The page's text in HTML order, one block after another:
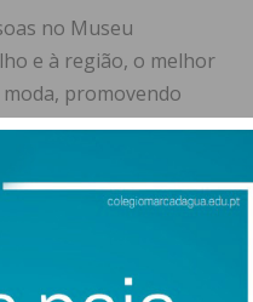
no Museu
e à região, o melhor
promovendo
avança Nuno
vindo a crescer em
que dá o pontapé
da Direção da AEP.